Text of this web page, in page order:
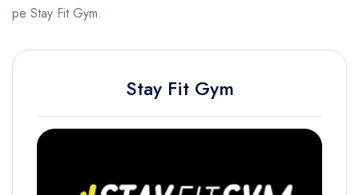
pe Stay Fit Gym.
Stay Fit Gym